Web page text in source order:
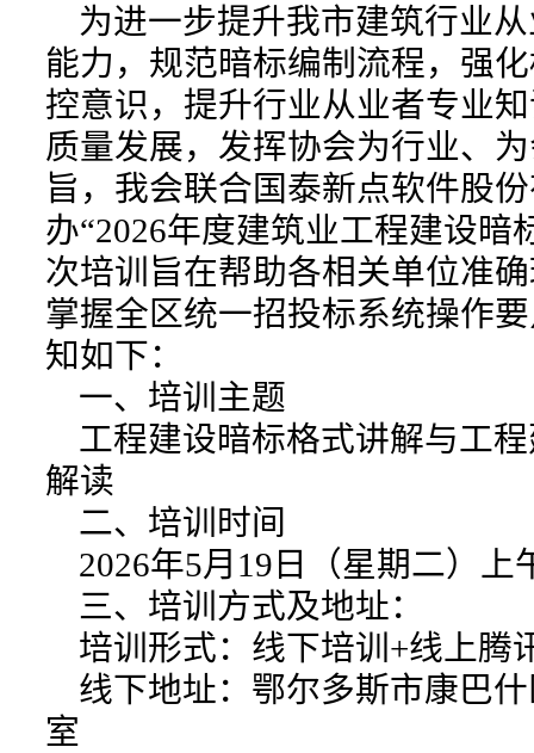
为进一步提升我市建筑行业
能力，规范暗标编制流程，强
控意识，提升行业从业者专业
质量发展，发挥协会为行业、
旨，我会联合国泰新点软件股
办“2026年度建筑业工程建设暗
次培训旨在帮助各相关单位准
掌握全区统一招投标系统操作
知如下：
一、培训主题
工程建设暗标格式讲解与工
解读
二、培训时间
2026年5月19日（星期二）上
三、培训方式及地址：
培训形式：线下培训+线上腾
线下地址：鄂尔多斯市康巴
室